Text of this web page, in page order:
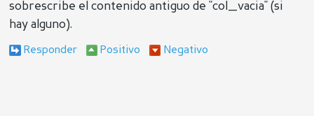
sobrescribe el contenido antiguo de "col_vacia" (si
hay alguno).